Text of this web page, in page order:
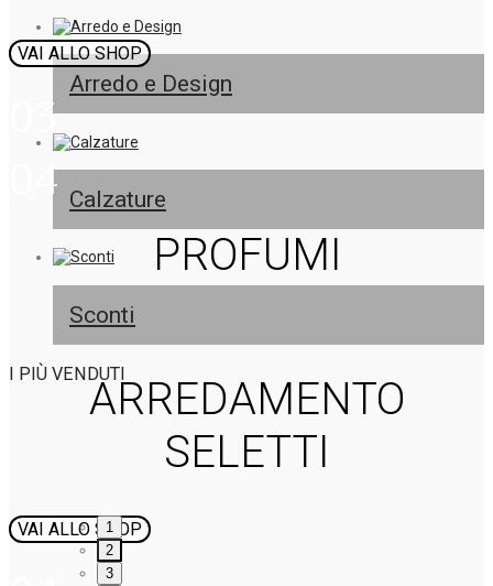
VAI ALLO SHOP
03
04
PROFUMI
ARREDAMENTO
SELETTI
VAI ALLO SHOP
Arredo e Design
Calzature
Sconti
I PIÙ VENDUTI
1
2
3